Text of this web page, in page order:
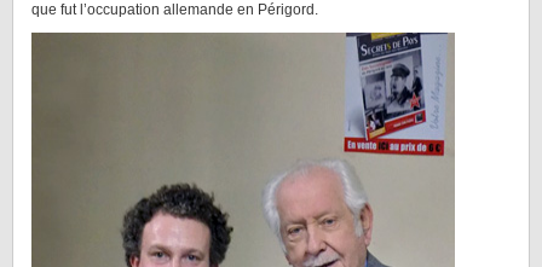
que fut l’occupation allemande en Périgord.